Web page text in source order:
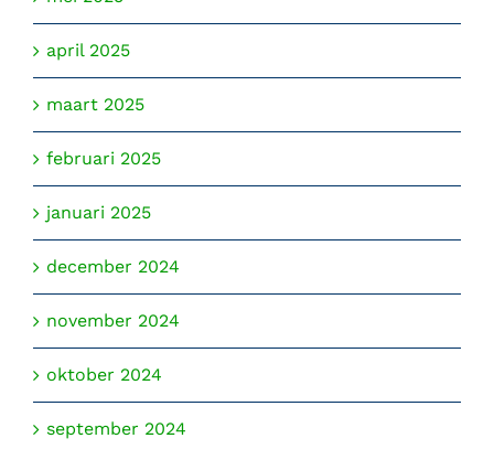
april 2025
maart 2025
februari 2025
januari 2025
december 2024
november 2024
oktober 2024
september 2024